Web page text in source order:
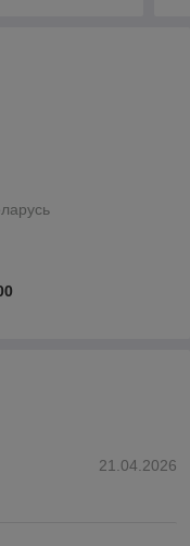
21.04.2026